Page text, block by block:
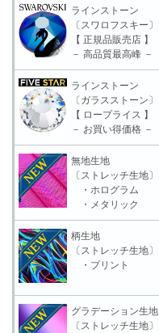
ラインストーン
〔スワロフスキー〕
【 正規品販売店 】
－ 高品質最高峰 －
ラインストーン
〔ガラスストーン〕
【 ロープライス 】
－ お買い得価格 －
無地生地
〔ストレッチ生地〕
・ホログラム
・メタリック
柄生地
〔ストレッチ生地〕
・プリント
グラデーション生地
〔ストレッチ生地〕